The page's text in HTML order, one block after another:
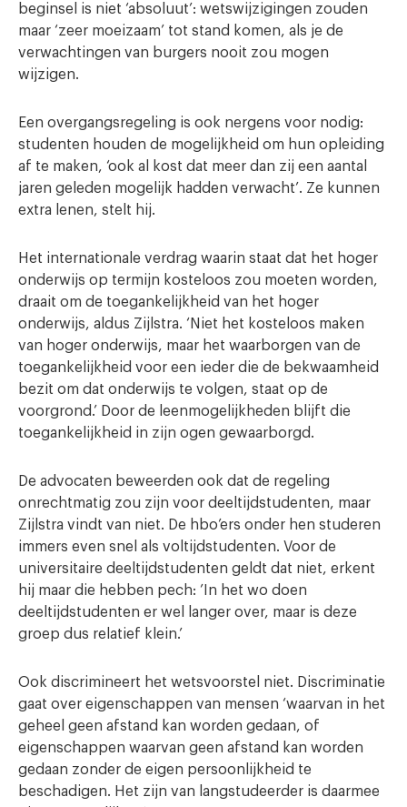
beginsel is niet ‘absoluut’: wetswijzigingen zouden
maar ‘zeer moeizaam’ tot stand komen, als je de
verwachtingen van burgers nooit zou mogen
wijzigen.
Een overgangsregeling is ook nergens voor nodig:
studenten houden de mogelijkheid om hun opleiding
af te maken, ‘ook al kost dat meer dan zij een aantal
jaren geleden mogelijk hadden verwacht’. Ze kunnen
extra lenen, stelt hij.
Het internationale verdrag waarin staat dat het hoger
onderwijs op termijn kosteloos zou moeten worden,
draait om de toegankelijkheid van het hoger
onderwijs, aldus Zijlstra. ‘Niet het kosteloos maken
van hoger onderwijs, maar het waarborgen van de
toegankelijkheid voor een ieder die de bekwaamheid
bezit om dat onderwijs te volgen, staat op de
voorgrond.’ Door de leenmogelijkheden blijft die
toegankelijkheid in zijn ogen gewaarborgd.
De advocaten beweerden ook dat de regeling
onrechtmatig zou zijn voor deeltijdstudenten, maar
Zijlstra vindt van niet. De hbo’ers onder hen studeren
immers even snel als voltijdstudenten. Voor de
universitaire deeltijdstudenten geldt dat niet, erkent
hij maar die hebben pech: ’In het wo doen
deeltijdstudenten er wel langer over, maar is deze
groep dus relatief klein.’
Ook discrimineert het wetsvoorstel niet. Discriminatie
gaat over eigenschappen van mensen ‘waarvan in het
geheel geen afstand kan worden gedaan, of
eigenschappen waarvan geen afstand kan worden
gedaan zonder de eigen persoonlijkheid te
beschadigen. Het zijn van langstudeerder is daarmee